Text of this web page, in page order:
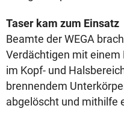
Taser kam zum Einsatz
Beamte der WEGA
Verdächtigen mit
im Kopf- und
brennendem
abgelöscht und mithilfe